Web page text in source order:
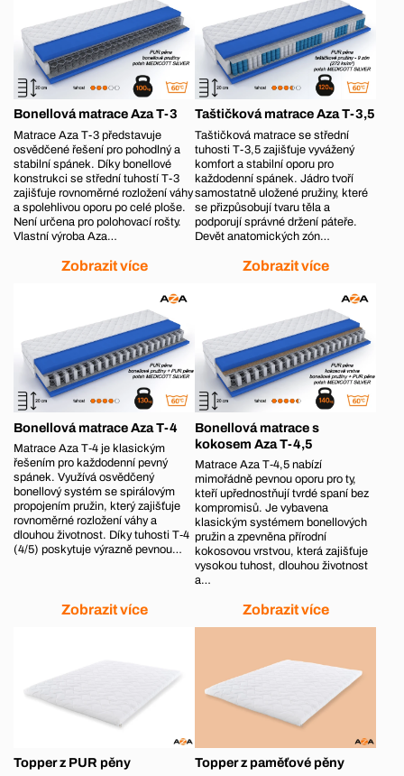
Bonellová matrace Aza T-3
Matrace Aza T-3 představuje
osvědčené řešení pro pohodlný a
stabilní spánek. Díky bonellové
konstrukci se střední tuhostí T-3
zajišťuje rovnoměrné rozložení váhy
a spolehlivou oporu po celé ploše.
Není určena pro polohovací rošty.
Vlastní výroba Aza…
Zobrazit více
Taštičková matrace Aza T-3,5
Taštičková matrace se střední
tuhosti T-3,5 zajišťuje vyvážený
komfort a stabilní oporu pro
každodenní spánek. Jádro tvoří
samostatně uložené pružiny, které
se přizpůsobují tvaru těla a
podporují správné držení páteře.
Devět anatomických zón…
Zobrazit více
Bonellová matrace Aza T-4
Matrace Aza T‑4 je klasickým
řešením pro každodenní pevný
spánek. Využívá osvědčený
bonellový systém se spirálovým
propojením pružin, který zajišťuje
rovnoměrné rozložení váhy a
dlouhou životnost. Díky tuhosti T‑4
(4/5) poskytuje výrazně pevnou…
Zobrazit více
Bonellová matrace s
kokosem Aza T-4,5
Matrace Aza T‑4,5 nabízí
mimořádně pevnou oporu pro ty,
kteří upřednostňují tvrdé spaní bez
kompromisů. Je vybavena
klasickým systémem bonellových
pružin a zpevněna přírodní
kokosovou vrstvou, která zajišťuje
vysokou tuhost, dlouhou životnost
a…
Zobrazit více
Topper z PUR pěny Topper z paměťové pěny